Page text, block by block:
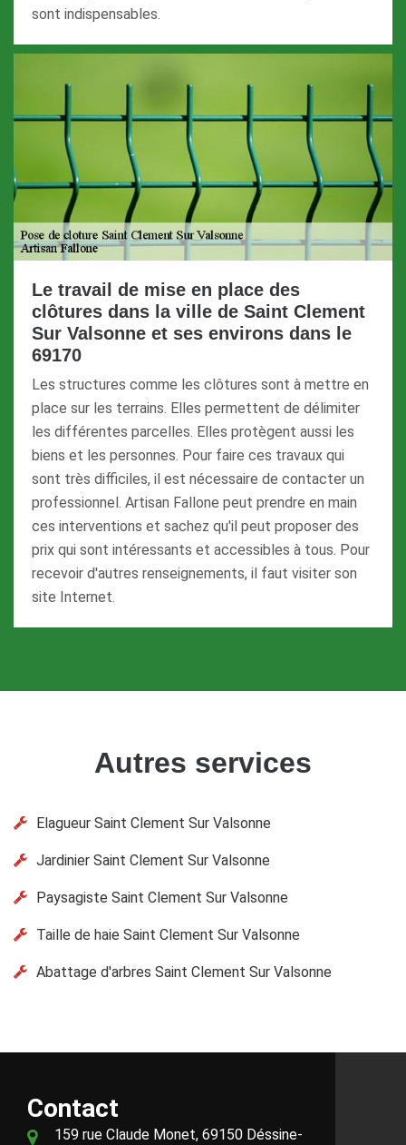
sont indispensables.
Le travail de mise en place des
clôtures dans la ville de Saint Clement
Sur Valsonne et ses environs dans le
69170
Les structures comme les clôtures sont à mettre en
place sur les terrains. Elles permettent de délimiter
les différentes parcelles. Elles protègent aussi les
biens et les personnes. Pour faire ces travaux qui
sont très difficiles, il est nécessaire de contacter un
professionnel. Artisan Fallone peut prendre en main
ces interventions et sachez qu'il peut proposer des
prix qui sont intéressants et accessibles à tous. Pour
recevoir d'autres renseignements, il faut visiter son
site Internet.
Autres services
Elagueur Saint Clement Sur Valsonne
Jardinier Saint Clement Sur Valsonne
Paysagiste Saint Clement Sur Valsonne
Taille de haie Saint Clement Sur Valsonne
Abattage d'arbres Saint Clement Sur Valsonne
Contact
159 rue Claude Monet, 69150 Déssine-